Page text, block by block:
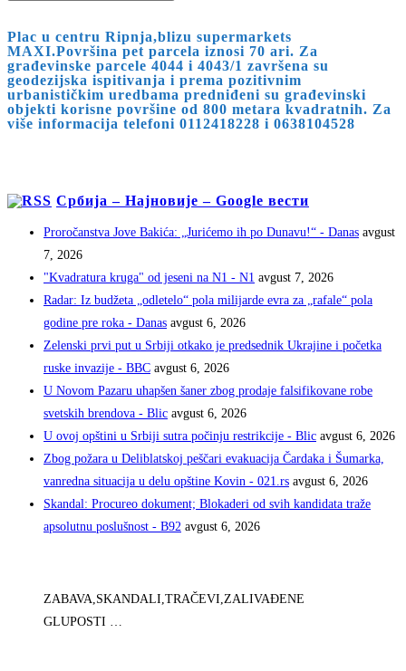
Plac u centru Ripnja,blizu supermarkets
MAXI.Površina pet parcela iznosi 70 ari. Za
građevinske parcele 4044 i 4043/1 završena su
geodezijska ispitivanja i prema pozitivnim
urbanističkim uredbama predniđeni su građevinski
objekti korisne površine od 800 metara kvadratnih. Za
više informacija telefoni 0112418228 i 0638104528
Србија – Најновије – Google вести
Proročanstva Jove Bakića: „Jurićemo ih po Dunavu!“ - Danas avgust
7, 2026
"Kvadratura kruga" od jeseni na N1 - N1 avgust 7, 2026
Radar: Iz budžeta „odletelo“ pola milijarde evra za „rafale“ pola
godine pre roka - Danas avgust 6, 2026
Zelenski prvi put u Srbiji otkako je predsednik Ukrajine i početka
ruske invazije - BBC avgust 6, 2026
U Novom Pazaru uhapšen šaner zbog prodaje falsifikovane robe
svetskih brendova - Blic avgust 6, 2026
U ovoj opštini u Srbiji sutra počinju restrikcije - Blic avgust 6, 2026
Zbog požara u Deliblatskoj peščari evakuacija Čardaka i Šumarka,
vanredna situacija u delu opštine Kovin - 021.rs avgust 6, 2026
Skandal: Procureo dokument; Blokaderi od svih kandidata traže
apsolutnu poslušnost - B92 avgust 6, 2026
ZABAVA,SKANDALI,TRAČEVI,ZALIVAĐENE
GLUPOSTI …